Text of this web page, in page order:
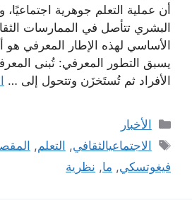
أن عملية التعلم جوهرية اجتماعيًا،
البشري تتأصل في الممارسات
الأساسي لهذه الإطار المعرفي هو
يسبق التطور المعرفي: تُبنى
الأفراد ثم تُستَخزَن وتتحول إلى …
التصنيفات
الأخبار
الوسوم
الاجتماعيالثقافي, التعلم,
فيغوتسكي, ما, نظرية